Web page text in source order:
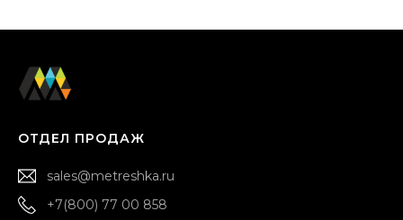
ОТДЕЛ ПРОДАЖ
sales@metreshka.ru
+7(800) 77 00 858